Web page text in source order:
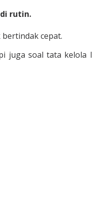
rutin.
cepat.
juga soal tata